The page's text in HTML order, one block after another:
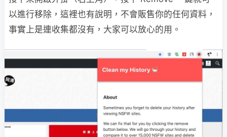
以進行移除，這裡也有說明，不會販售你的任何資料，
事實上是連收集都沒有，大家可以放心的用。